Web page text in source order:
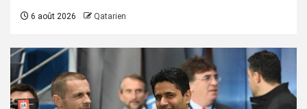
6 août 2026 Qatarien